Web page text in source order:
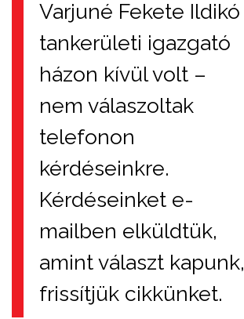
Varjuné Fekete Ildikó
tankerületi igazgató
házon kívül volt –
nem válaszoltak
telefonon
kérdéseinkre.
Kérdéseinket e-
mailben elküldtük,
amint választ kapunk,
frissítjük cikkünket.